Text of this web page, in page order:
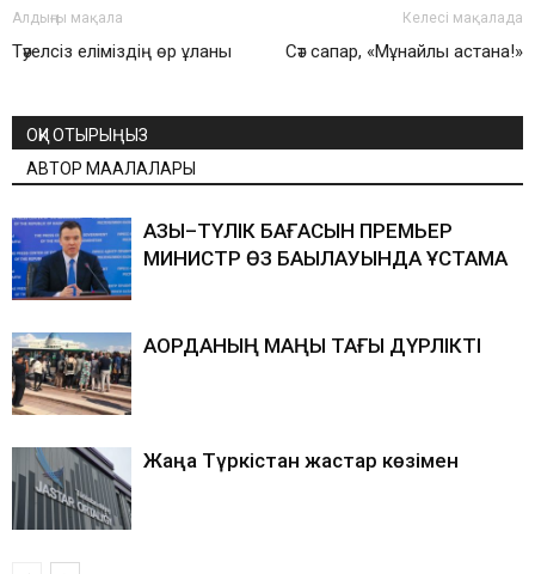
Алдыңғы мақала
Тәуелсіз еліміздің өр ұланы
Келесі мақалада
Сәт сапар, «Мұнайлы астана!»
ОҚИ ОТЫРЫҢЫЗ
АВТОР МАҚАЛАЛАРЫ
АЗЫҚ–ТҮЛІК БАҒАСЫН ПРЕМЬЕР
МИНИСТР ӨЗ БАҚЫЛАУЫНДА ҰСТАМАҚ
АҚОРДАНЫҢ МАҢЫ ТАҒЫ ДҮРЛІКТІ
Жаңа Түркістан жастар көзімен